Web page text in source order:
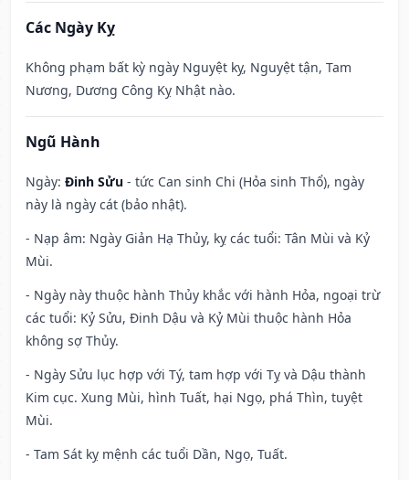
Các Ngày Kỵ
Không phạm bất kỳ ngày Nguyệt kỵ, Nguyệt tận, Tam
Nương, Dương Công Kỵ Nhật nào.
Ngũ Hành
Ngày: Đinh Sửu - tức Can sinh Chi (Hỏa sinh Thổ), ngày
này là ngày cát (bảo nhật).
- Nạp âm: Ngày Giản Hạ Thủy, kỵ các tuổi: Tân Mùi và Kỷ
Mùi.
- Ngày này thuộc hành Thủy khắc với hành Hỏa, ngoại trừ
các tuổi: Kỷ Sửu, Đinh Dậu và Kỷ Mùi thuộc hành Hỏa
không sợ Thủy.
- Ngày Sửu lục hợp với Tý, tam hợp với Tỵ và Dậu thành
Kim cục. Xung Mùi, hình Tuất, hại Ngọ, phá Thìn, tuyệt
Mùi.
- Tam Sát kỵ mệnh các tuổi Dần, Ngọ, Tuất.